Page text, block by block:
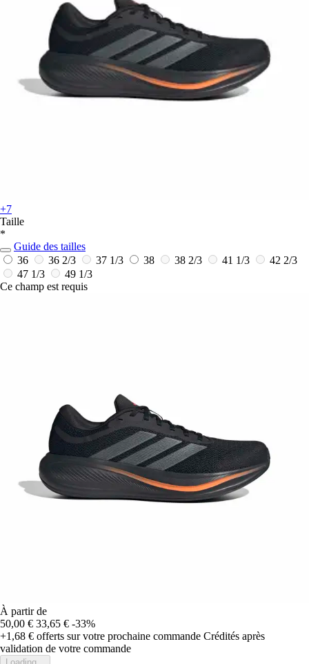
+7
Taille
*
Guide des tailles
36
36 2/3 37 1/3 38 38 2/3 41 1/3
42 2/3
47 1/3
49 1/3
Ce champ est requis
À partir de
50,00 € 33,65 € -33%
+1,68 € offerts sur votre prochaine commande Crédités après
validation de votre commande